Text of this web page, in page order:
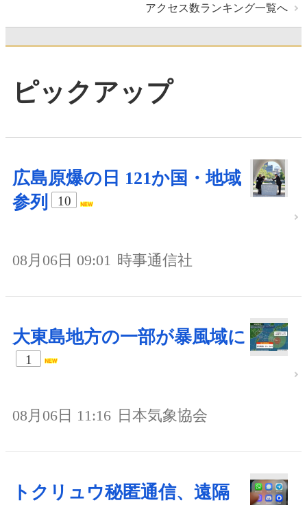
アクセス数ランキング一覧へ
ピックアップ
広島原爆の日 121か国・地域
参列
10
08月06日 09:01 時事通信社
大東島地方の一部が暴風域に
1
08月06日 11:16 日本気象協会
トクリュウ秘匿通信、遠隔